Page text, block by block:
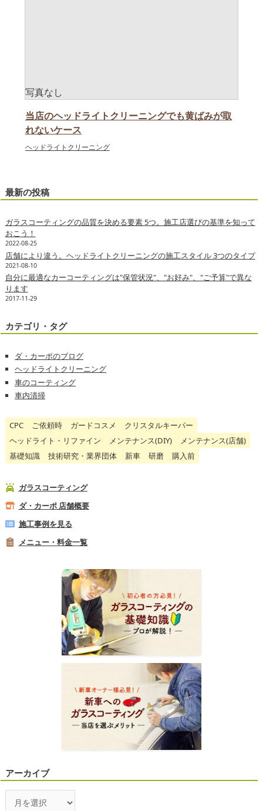
当店のヘッドライトクリーニングでも黄ばみが取
れないケース
ヘッドライトクリーニング
最新の投稿
ガラスコーティングの品質を決める要素 5つ。施工店選びの基準を知って
おこう！
2022-08-25
店舗により違う。ヘッドライトクリーニングの施工スタイル 3つのタイプ
2021-08-10
自分に最適なカーコーティングは"保管状況"、"お好み"、"ご予算"で異な
ります
2017-11-29
カテゴリ・タグ
ダ・カーポのブログ
ヘッドライトクリーニング
車のコーティング
車内清掃
CPC ご依頼時 ガードコスメ
クリスタルキーパー
ヘッドライト・リファイン
メンテナンス(DIY)
メンテナンス(店舗)
基礎知識
技術研究・業界団体 新車 研磨 購入前
ガラスコーティング
ダ・カーポ 店舗概要
施工事例を見る
メニュー・料金一覧
アーカイブ